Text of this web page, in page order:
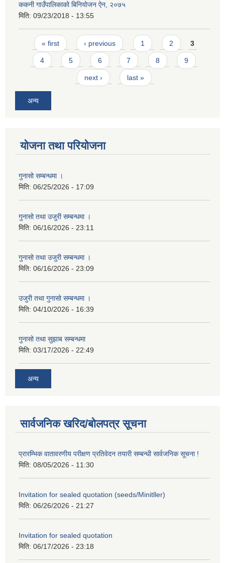
ककनी गाउँपालिकाको बिनियोजन ऐन, २०७५
मिति: 09/23/2018 - 13:55
Pages
« first ‹ previous 1 2 3
4 5 6 7 8 9
next › last »
अन्य
योजना तथा परियोजना
गुनासो सम्बन्धमा ।
मिति: 06/25/2026 - 17:09
गुनासो तथा उजुरी सम्बन्धमा ।
मिति: 06/16/2026 - 23:11
गुनासो तथा उजुरी सम्बन्धमा ।
मिति: 06/16/2026 - 23:09
उजुरी तथा गुनासो सम्बन्धमा ।
मिति: 04/10/2026 - 16:39
गुनासो तथा सुझाब सम्बन्धमा
मिति: 03/17/2026 - 22:49
अन्य
सार्वजनिक खरिद/बोलपत्र सूचना
प्रारम्भिक वातावरणीय परीक्षण प्रतिवेदन तयारी सम्बन्धी सार्वजनिक सूचना !
मिति: 08/05/2026 - 11:30
Invitation for sealed quotation (seeds/Minitller)
मिति: 06/26/2026 - 21:27
Invitation for sealed quotation
मिति: 06/17/2026 - 23:18